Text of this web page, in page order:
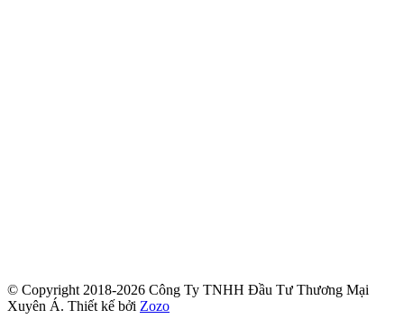
© Copyright 2018-2026 Công Ty TNHH Đầu Tư Thương Mại
Xuyên Á. Thiết kế bởi Zozo